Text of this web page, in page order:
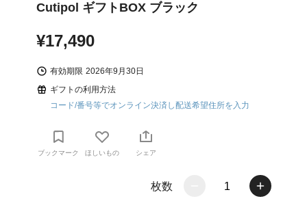
Cutipol ギフトBOX ブラック
¥17,490
有効期限 2026年9月30日
ギフトの利用方法
コード/番号等でオンライン決済し配送希望住所を入力
ブックマーク ほしいもの シェア
枚数 1